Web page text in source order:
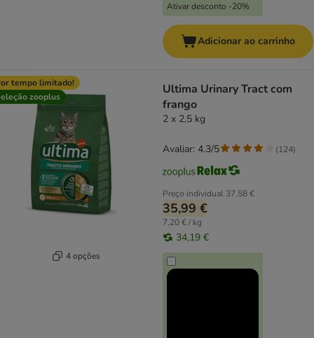
Ativar desconto -20%
Adicionar ao carrinho
tempo limitado!
zooplus
4 opções
Ultima Urinary Tract com
frango
2 x 2,5 kg
Preço individual 37,58 €
35,99 €
7,20 € / kg
34,19 €
Avaliar: 4.3/5 (124)